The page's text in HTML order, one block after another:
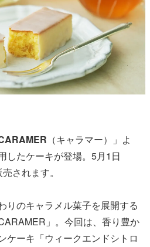
（キャラマー）」よ
したケーキが登場。5月1日
されます。
りのキャラメル菓子を展開する
」。今回は、香り豊か
ケーキ「ウィークエンドシトロ